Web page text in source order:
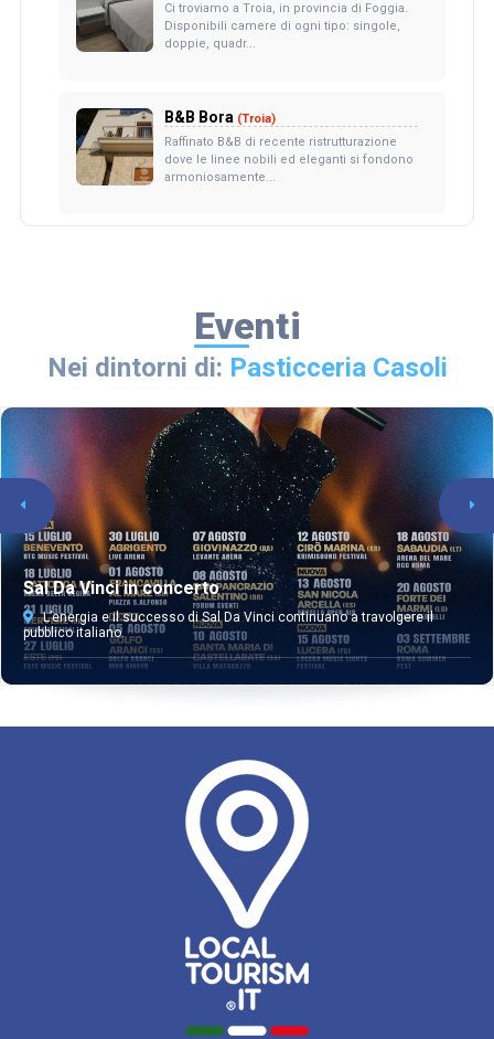
Ci troviamo a Troia, in provincia di Foggia.
Disponibili camere di ogni tipo: singole,
doppie, quadr...
B&B Bora (Troia)
Raffinato B&B di recente ristrutturazione
dove le linee nobili ed eleganti si fondono
armoniosamente...
Eventi
Nei dintorni di: Pasticceria Casoli
Sal Da Vinci in concerto
L’energia e il successo di Sal Da Vinci continuano a travolgere il
pubblico italiano.